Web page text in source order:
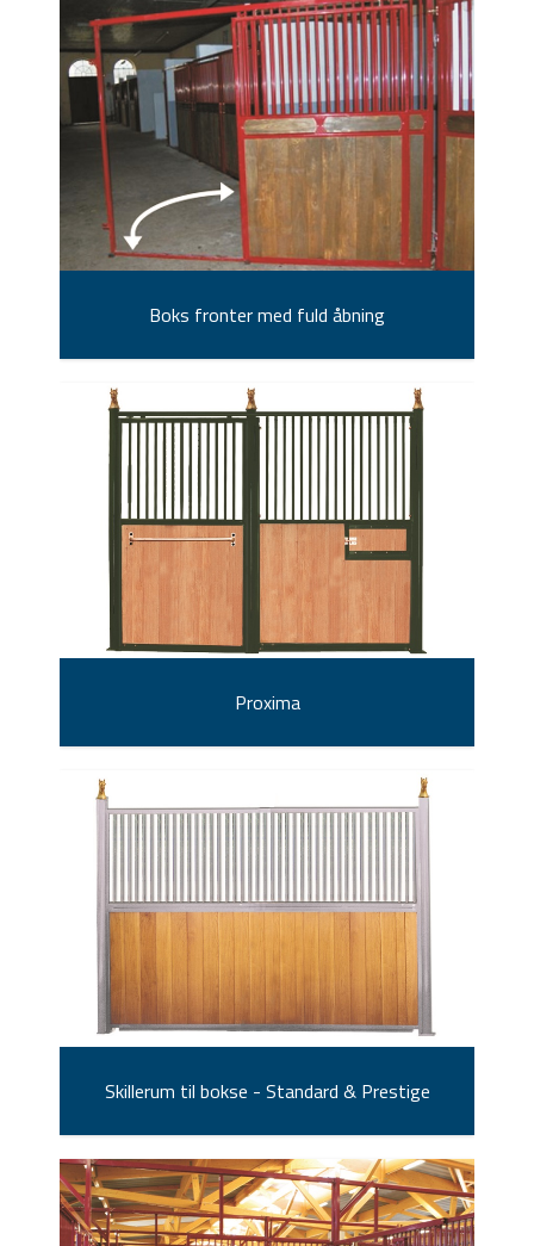
Boks fronter med fuld åbning
Proxima
Skillerum til bokse - Standard & Prestige